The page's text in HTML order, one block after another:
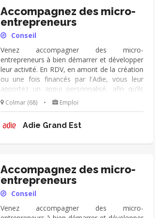
Accompagnez des micro-
entrepreneurs
Conseil
Venez accompagner des micro-
entrepreneurs à bien démarrer et développer
leur activité. En RDV, en amont de la création
ou une fois financés par l'Adie, vous leur
apportez un appui personnalisé, afin qu’ils
deviennent autonomes dans leur métier de
chef d’entreprise. Vous échangez
active et dans la durée. Vous utilisez le kit
Colmar (68) • Emploi
Adie Grand Est
Accompagnez des micro-
entrepreneurs
Conseil
Venez accompagner des micro-